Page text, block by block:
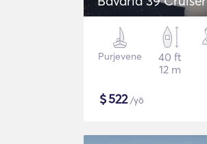
Purjevene
40 ft
12 m
$522/yö